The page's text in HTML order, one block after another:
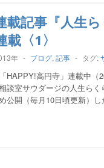
載記事『人生
載〈1〉
年 - ブログ, 記事 - タグ:
HAPPY!高円寺」連載中（
談室サウダージの人生ら
公開（毎月10日頃更新）